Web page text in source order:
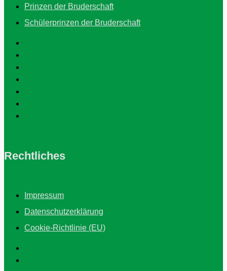
Prinzen der Bruderschaft
Schülerprinzen der Bruderschaft
Rechtliches
Impressum
Datenschutzerklärung
Cookie-Richtlinie (EU)